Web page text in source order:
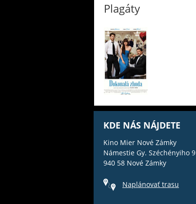
Plagáty
KDE NÁS NÁJDETE
Kino Mier Nové Zámky
Námestie Gy. Széchényiho 9
940 58 Nové Zámky
Naplánovať trasu